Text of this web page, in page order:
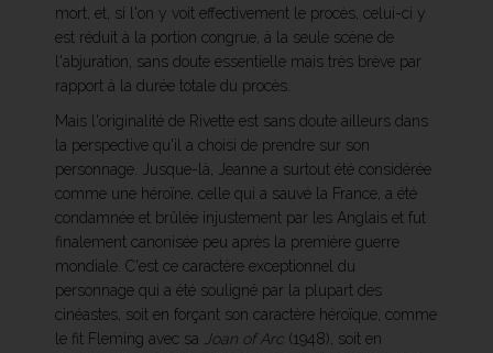
mort, et, si l'on y voit effectivement le procès, celui-ci y
est réduit à la portion congrue, à la seule scène de
l'abjuration, sans doute essentielle mais très brève par
rapport à la durée totale du procès.
Mais l'originalité de Rivette est sans doute ailleurs dans
la perspective qu'il a choisi de prendre sur son
personnage. Jusque-là, Jeanne a surtout été considérée
comme une héroïne, celle qui a sauvé la France, a été
condamnée et brûlée injustement par les Anglais et fut
finalement canonisée peu après la première guerre
mondiale. C'est ce caractère exceptionnel du
personnage qui a été souligné par la plupart des
cinéastes, soit en forçant son caractère héroïque, comme
le fit Fleming avec sa
Joan of Arc (1948), soit en